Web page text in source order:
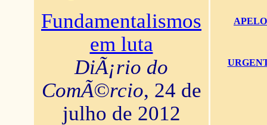
Fundamentalismos
em luta
DiÃ¡rio do
ComÃ©rcio, 24 de
julho de 2012